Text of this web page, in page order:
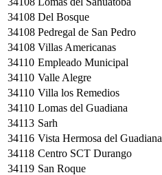
34108 Del Bosque
34108 Pedregal de San Pedro
34108 Villas Americanas
34110 Empleado Municipal
34110 Valle Alegre
34110 Villa los Remedios
34110 Lomas del Guadiana
34113 Sarh
34116 Vista Hermosa del Guadiana
34118 Centro SCT Durango
34119 San Roque